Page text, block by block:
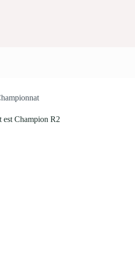
est Champion R2